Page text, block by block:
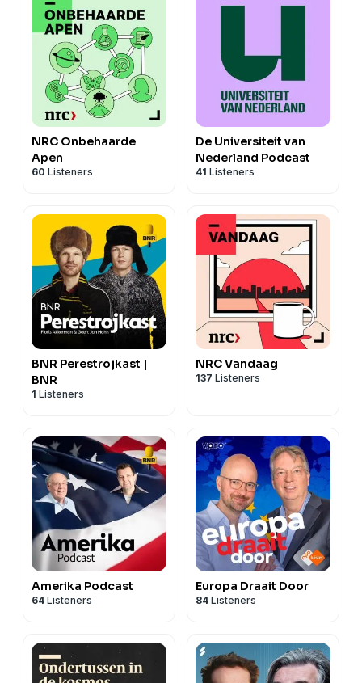
omnystudio.com/listener
NRC Onbehaarde
Apen
60 Listeners
De Universiteit van
Nederland Podcast
41 Listeners
BNR Perestrojkast |
BNR
1 Listeners
NRC Vandaag
137 Listeners
Amerika Podcast
64 Listeners
Europa Draait Door
84 Listeners